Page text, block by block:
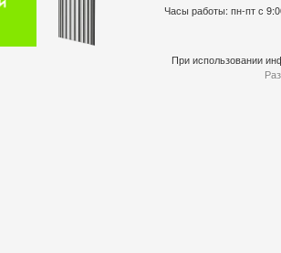
Часы работы: пн-пт с
При использовании